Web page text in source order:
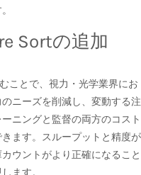
Sortの追加
ことで、視力・光学業界にお
ニーズを削減し、変動する注
ニングと監督の両方のコスト
ます。スループットと精度が
ウントがより正確になること
ます。